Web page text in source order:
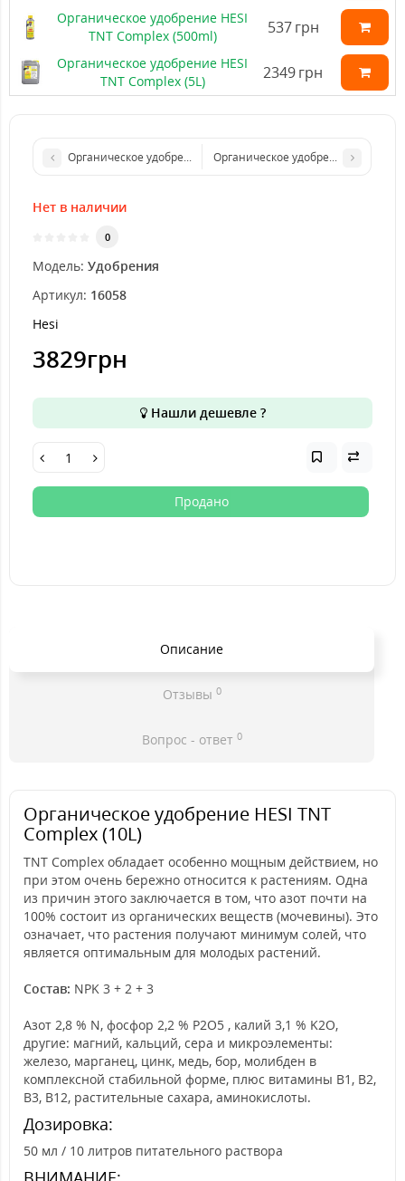
Органическое удобрение HESI
TNT Complex (500ml)
537 грн
Органическое удобрение HESI
TNT Complex (5L)
2349грн
Органическое удобрение HESI TNT Complex (1L)
Органическое удобрение HESI TNT
Нет в наличии
0
Модель: Удобрения
Артикул: 16058
Hesi
3829грн
Нашли дешевле ?
Продано
Описание
Отзывы 0
Вопрос - ответ 0
Органическое удобрение HESI TNT
Complex (10L)
TNT Complex обладает особенно мощным действием, но
при этом очень бережно относится к растениям. Одна
из причин этого заключается в том, что азот почти на
100% состоит из органических веществ (мочевины). Это
означает, что растения получают минимум солей, что
является оптимальным для молодых растений.
Состав: NPK 3 + 2 + 3
Азот 2,8 % N, фосфор 2,2 % P2O5 , калий 3,1 % K2O,
другие: магний, кальций, сера и микроэлементы:
железо, марганец, цинк, медь, бор, молибден в
комплексной стабильной форме, плюс витамины B1, B2,
B3, B12, растительные сахара, аминокислоты.
Дозировка:
50 мл / 10 литров питательного раствора